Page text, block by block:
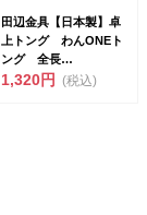
田辺金具【日本製】卓
上トング わんONEト
ング 全長
18cm（692549）<...
1,320円 (税込)